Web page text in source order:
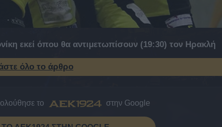
εκεί όπου θα αντιμετωπίσουν (19:30) τον Ηρακλή
όλο το άρθρο
το στην Google